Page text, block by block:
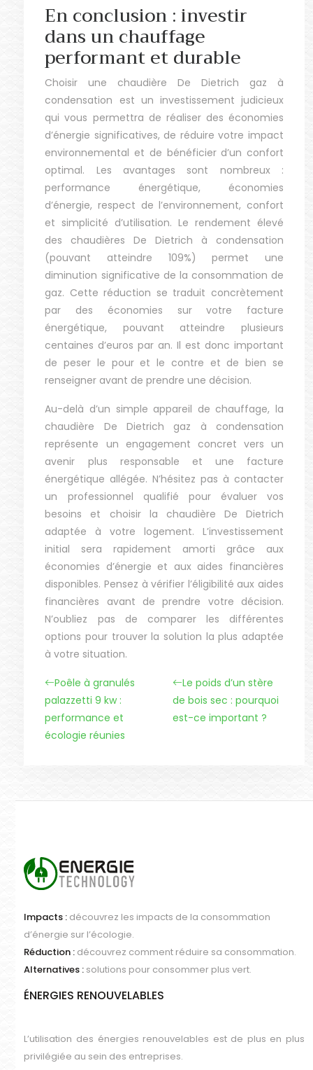
En conclusion : investir
dans un chauffage
performant et durable
Choisir une chaudière De Dietrich gaz à
condensation est un investissement judicieux
qui vous permettra de réaliser des économies
d’énergie significatives, de réduire votre impact
environnemental et de bénéficier d’un confort
optimal. Les avantages sont nombreux :
performance énergétique, économies
d’énergie, respect de l’environnement, confort
et simplicité d’utilisation. Le rendement élevé
des chaudières De Dietrich à condensation
(pouvant atteindre 109%) permet une
diminution significative de la consommation de
gaz. Cette réduction se traduit concrètement
par des économies sur votre facture
énergétique, pouvant atteindre plusieurs
centaines d’euros par an. Il est donc important
de peser le pour et le contre et de bien se
renseigner avant de prendre une décision.
Au-delà d’un simple appareil de chauffage, la
chaudière De Dietrich gaz à condensation
représente un engagement concret vers un
avenir plus responsable et une facture
énergétique allégée. N’hésitez pas à contacter
un professionnel qualifié pour évaluer vos
besoins et choisir la chaudière De Dietrich
adaptée à votre logement. L’investissement
initial sera rapidement amorti grâce aux
économies d’énergie et aux aides financières
disponibles. Pensez à vérifier l’éligibilité aux aides
financières avant de prendre votre décision.
N’oubliez pas de comparer les différentes
options pour trouver la solution la plus adaptée
à votre situation.
Poêle à granulés
palazzetti 9 kw :
performance et
écologie réunies
Le poids d’un stère
de bois sec : pourquoi
est-ce important ?
Impacts : découvrez les impacts de la consommation
d’énergie sur l’écologie.
Réduction : découvrez comment réduire sa consommation.
Alternatives : solutions pour consommer plus vert.
ÉNERGIES RENOUVELABLES
L’utilisation des énergies renouvelables est de plus en plus
privilégiée au sein des entreprises.